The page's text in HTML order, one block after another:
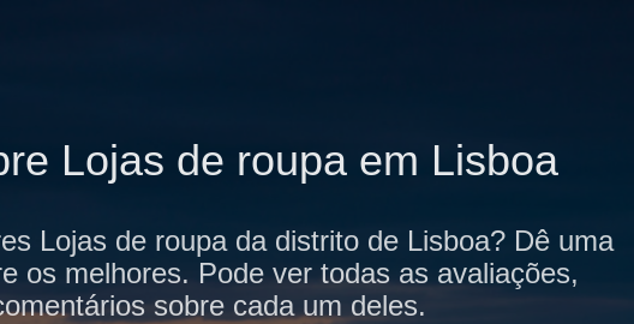
Lojas de roupa em Lisboa
Lojas de roupa da distrito de Lisboa? Dê uma
os melhores. Pode ver todas as avaliações,
sobre cada um deles.